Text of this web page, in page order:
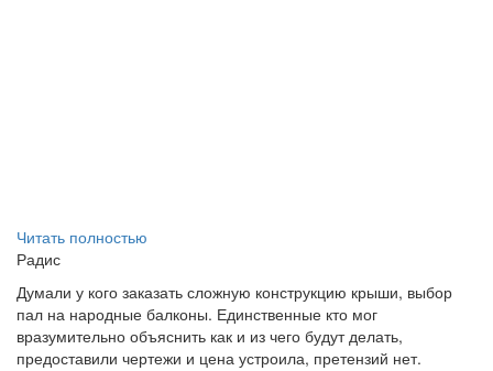
Читать полностью
Радис
Думали у кого заказать сложную конструкцию крыши, выбор
пал на народные балконы. Единственные кто мог
вразумительно объяснить как и из чего будут делать,
предоставили чертежи и цена устроила, претензий нет.